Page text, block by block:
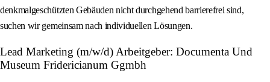
denkmalgeschützten Gebäuden nicht durchgehend barrierefrei sind,
suchen wir gemeinsam nach individuellen Lösungen.
Lead Marketing (m/w/d) Arbeitgeber: Documenta Und
Museum Fridericianum Ggmbh